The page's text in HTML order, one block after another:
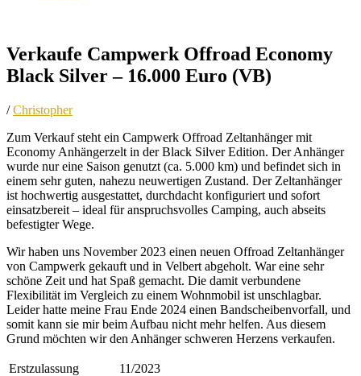
Verkaufe Campwerk Offroad Economy
Black Silver – 16.000 Euro (VB)
/Christopher
Zum Verkauf steht ein Campwerk Offroad Zeltanhänger mit
Economy Anhängerzelt in der Black Silver Edition. Der Anhänger
wurde nur eine Saison genutzt (ca. 5.000 km) und befindet sich in
einem sehr guten, nahezu neuwertigen Zustand. Der Zeltanhänger
ist hochwertig ausgestattet, durchdacht konfiguriert und sofort
einsatzbereit – ideal für anspruchsvolles Camping, auch abseits
befestigter Wege.
Wir haben uns November 2023 einen neuen Offroad Zeltanhänger
von Campwerk gekauft und in Velbert abgeholt. War eine sehr
schöne Zeit und hat Spaß gemacht. Die damit verbundene
Flexibilität im Vergleich zu einem Wohnmobil ist unschlagbar.
Leider hatte meine Frau Ende 2024 einen Bandscheibenvorfall, und
somit kann sie mir beim Aufbau nicht mehr helfen. Aus diesem
Grund möchten wir den Anhänger schweren Herzens verkaufen.
Erstzulassung
11/2023